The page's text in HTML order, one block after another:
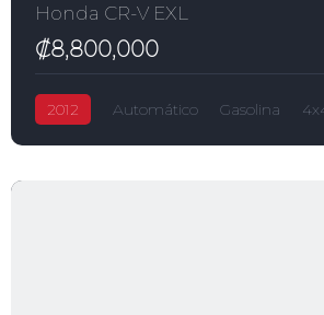
Honda CR-V EXL
₡8,800,000
2012 Automático Gasolina